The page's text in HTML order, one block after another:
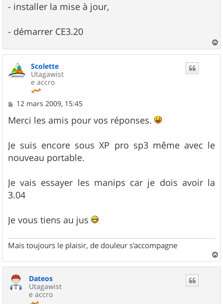
- installer la mise à jour,
- démarrer CE3.20
a
u
Scolette
Utagawist
e accro
M
s
s
g
e
12 mars 2009, 15:45
Merci les amis pour vos réponses.
Je suis encore sous XP pro sp3 même avec le
nouveau portable.
Je vais essayer les manips car je dois avoir la
3.04
Je vous tiens au jus
Mais toujours le plaisir, de douleur s'accompagne
a
Dateos
Utagawist
e accro